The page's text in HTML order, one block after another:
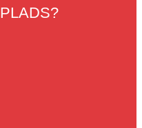
PLADS?